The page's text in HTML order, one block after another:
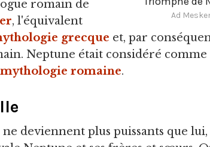
Ad
romain de
, l'équivalent
grecque et, par
Neptune était considéré comme
mythologie romaine.
deviennent plus puissants que